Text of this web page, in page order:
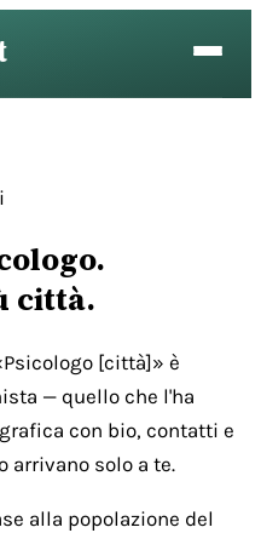
città.
[città]» è
— quello che l'ha
con bio, contatti e
arrivano solo a te.
alla popolazione del